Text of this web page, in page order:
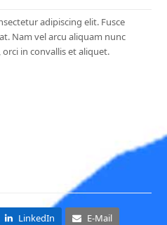
adipiscing elit. Fusce
Nam vel arcu aliquam nunc
in convallis et aliquet.
LinkedIn E-Mail